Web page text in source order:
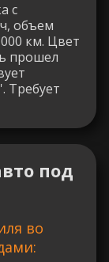
с
объем
000 км. Цвет
прошел
Требует
под
во